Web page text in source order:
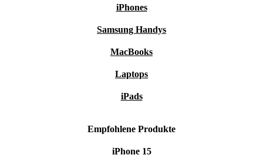
iPhones
Samsung Handys
MacBooks
Laptops
iPads
Empfohlene Produkte
iPhone 15